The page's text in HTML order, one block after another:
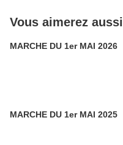
Vous aimerez aussi
MARCHE DU 1er MAI 2026
MARCHE DU 1er MAI 2025